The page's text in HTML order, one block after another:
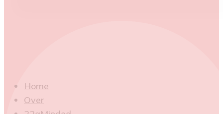
Home
Over